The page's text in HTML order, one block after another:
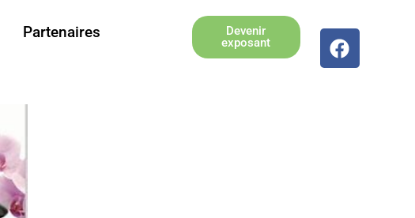
Partenaires
Devenir
exposant